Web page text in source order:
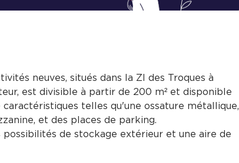
neuves, situés dans la ZI des Troques à
est divisible à partir de 200 m² et disponible
telles qu'une ossature métallique,
et des places de parking.
de stockage extérieur et une aire de